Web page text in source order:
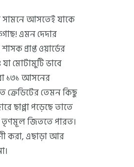
আসতেই যাকে
এমন দেদার
প্রাপ্ত ওয়ার্ডের
মোটামুটি ভাবে
১৩১ আসনের
ক্রেডিটের তেমন কিছু
ছাপ্পা পড়েছে তাতে
তৃণমূল জিততে পারত।
করা, এছাড়া আর